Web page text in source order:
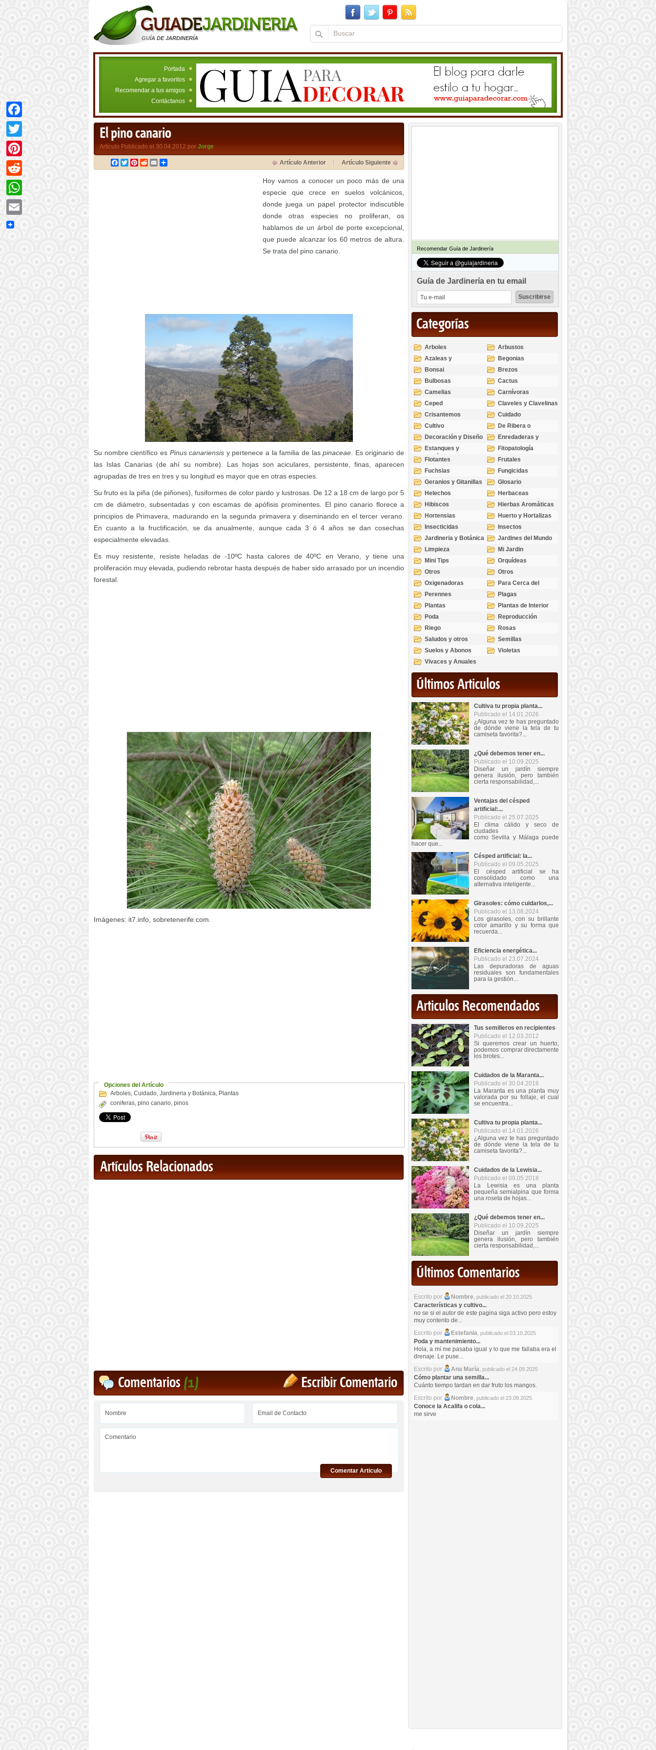
GUÍA DE JARDINERÍA
Portada
Agregar a favoritos
Recomendar a tus amigos
Contáctanos
El pino canario
Artículo Publicado el 30.04.2012 por Jorge
Facebook
TwitterPinterest
RedditEmail Artículo Anterior Artículo Siguiente
Hoy vamos a conocer un poco más de una
especie que crece en suelos volcánicos,
donde juega un papel protector indiscutible
donde otras especies no proliferan, os
hablamos de un árbol de porte excepcional,
que puede alcanzar los 60 metros de altura.
Se trata del pino canario.
Su nombre científico es Pinus canariensis y pertenece a la familia de laspinaceae . Es originario de
las Islas Canarias (de ahí su nombre). Las hojas son aciculares, persistente, finas, aparecen
agrupadas de tres en tres y su longitud es mayor que en otras especies.
Su fruto es la piña (de piñones), fusiformes de color pardo y lustrosas. De 12 a 18 cm de largo por 5
cm de diámetro, subsentadas y con escamas de apófisis prominentes. El pino canario florece a
principios de Primavera, madurando en la segunda primavera y diseminando en el tercer verano.
En cuanto a la fructificación, se da anualmente, aunque cada 3 ó 4 años se dan cosechas
especialmente elevadas.
Es muy resistente, resiste heladas de -10ºC hasta calores de 40ºC en Verano, y tiene una
proliferación muy elevada, pudiendo rebrotar hasta después de haber sido arrasado por un incendio
forestal.
Imágenes: it7.info, sobretenerife.com.
Opciones del Artículo
Arboles, Cuidado, Jardineria y Botánica, Plantas
coniferas, pino canario, pinos
Artículos Relacionados
Escribir Comentario
Comentarios(1)
Comentar Articulo
Recomendar Guía de Jardinería
Guía de Jardinería en tu email
Categorías
Arboles
Arbustos
Azaleas y
Rododendros
Begonias
Bonsai
Brezos
Bulbosas
Cactus
Camelias
Carnívoras
Ceped
Claveles y Clavelinas
Crisantemos
Cuidado
Cultivo
De Ribera o
Palustres
Decoración y Diseño
Enredaderas y
cubresuelos
Estanques y
Acuáticas
Fitopatología
Flotantes
Frutales
Fuchsias
Fungicidas
Geranios y Gitanillas
Glosario
Helechos
Herbaceas
Hibiscos
Hierbas Aromáticas
Hortensias
Huerto y Hortalizas
Insecticidas
Insectos
Jardineria y Botánica
Jardines del Mundo
Limpieza
Mi Jardin
Mini Tips
Orquídeas
Otros
Otros
Oxigenadoras
Para Cerca del
Estanque
Perennes
Plagas
Plantas
Plantas de Interior
Poda
Reproducción
Riego
Rosas
Saludos y otros
temas
Semillas
Suelos y Abonos
Violetas
Vivaces y Anuales
Últimos Articulos
Cultiva tu propia planta...
Publicado el 14.01.2026
¿Alguna vez te has preguntado
de dónde viene la tela de tu
camiseta favorita?...
¿Qué debemos tener en...
Publicado el 10.09.2025
Diseñar un jardín siempre
genera ilusión, pero también
cierta responsabilidad,...
Ventajas del césped
artificial:...
Publicado el 25.07.2025
El clima cálido y seco de
ciudades
como Sevilla y Málaga puede
hacer que...
Césped artificial: la...
Publicado el 09.05.2025
El césped artificial se ha
consolidado como una
alternativa inteligente...
Girasoles: cómo cuidarlos,...
Publicado el 13.08.2024
Los girasoles, con su brillante
color amarillo y su forma que
recuerda...
Eficiencia energética...
Publicado el 23.07.2024
Las depuradoras de aguas
residuales son fundamentales
para la gestión...
Articulos Recomendados
Tus semilleros en recipientes
Publicado el 12.03.2012
Si queremos crear un huerto,
podemos comprar directamente
los brotes...
Cuidados de la Maranta...
Publicado el 30.04.2018
La Maranta es una planta muy
valorada por su follaje, el cual
se encuentra...
Cultiva tu propia planta...
Publicado el 14.01.2026
¿Alguna vez te has preguntado
de dónde viene la tela de tu
camiseta favorita?...
Cuidados de la Lewisia...
Publicado el 09.05.2018
La Lewisia es una planta
pequeña semialpina que forma
una roseta de hojas...
¿Qué debemos tener en...
Publicado el 10.09.2025
Diseñar un jardín siempre
genera ilusión, pero también
cierta responsabilidad,...
Últimos Comentarios
Escrito por Nombre, publicado el 20.10.2025
Características y cultivo...
no se si el autor de este pagina siga activo pero estoy
muy contento de...
Escrito por
Estefania, publicado el 03.10.2025
Poda y mantenimiento...
Hola, a mí me pasaba igual y lo que me fallaba era el
drenaje. Le puse...
Escrito por
Ana María, publicado el 24.09.2025
Cómo plantar una semilla...
Cuánto tiempo tardan en dar fruto los mangos.
Escrito por
Nombre, publicado el 23.09.2025
Conoce la Acalifa o cola...
me sirve
Facebook
Twitter
Pinterest
Reddit
WhatsApp
Email